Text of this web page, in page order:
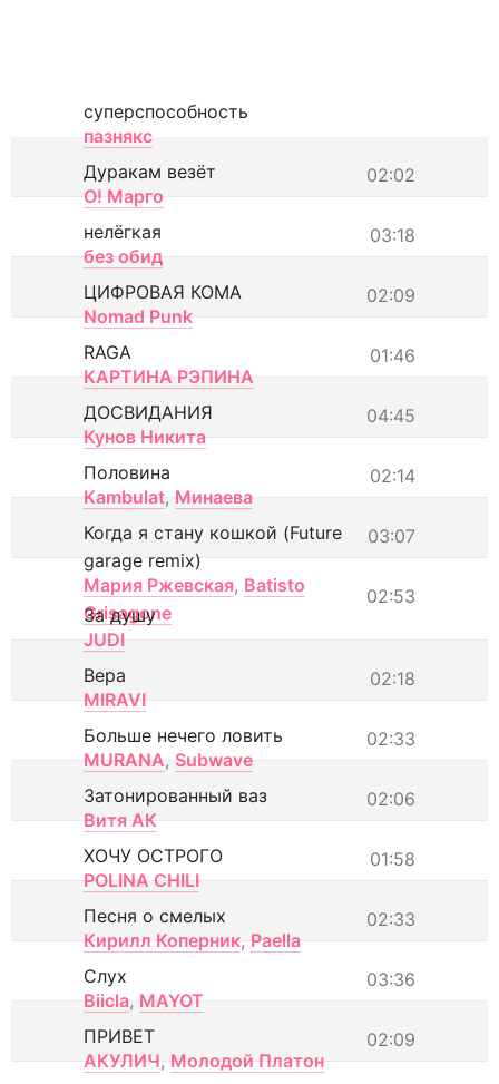
суперспособность
пазнякс
02:02
Дуракам везёт
О! Марго
03:18
нелёгкая
без обид
02:09
ЦИФРОВАЯ КОМА
Nomad Punk
01:46
RAGA
КАРТИНА РЭПИНА
04:45
ДОСВИДАНИЯ
Кунов Никита
02:14
Половина
Kambulat, Минаева
03:07
Когда я стану кошкой (Future
garage remix)
Мария Ржевская, Batisto
Grisagone
02:53
За душу
JUDI
02:18
Вера
MIRAVI
02:33
Больше нечего ловить
MURANA, Subwave
02:06
Затонированный ваз
Витя АК
01:58
ХОЧУ ОСТРОГО
POLINA CHILI
02:33
Песня о смелых
Кирилл Коперник, Paella
03:36
Слух
Biicla, MAYOT
02:09
ПРИВЕТ
АКУЛИЧ, Молодой Платон